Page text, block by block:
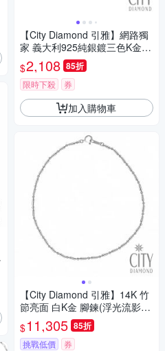
【City Diamond 引雅】網路獨
家 義大利925純銀鍍三色K金手
鍊 (浮光流影系列)
$2,108 85折
限時下殺 券
加入購物車
【City Diamond 引雅】14K 竹
節亮面 白K金 腳鍊(浮光流影系
列)
$11,305 85折
挑戰低價 券